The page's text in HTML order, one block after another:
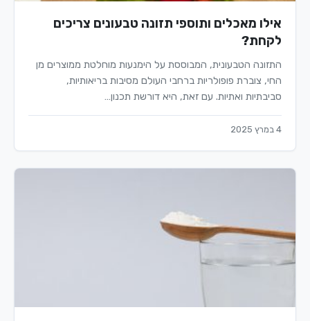
אילו מאכלים ותוספי תזונה טבעונים צריכים
לקחת?
התזונה הטבעונית, המבוססת על הימנעות מוחלטת ממוצרים מן
החי, צוברת פופולריות ברחבי העולם מסיבות בריאותיות,
סביבתיות ואתיות. עם זאת, היא דורשת תכנון…
4 במרץ 2025